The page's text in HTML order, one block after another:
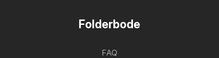
Folderbode
FAQ